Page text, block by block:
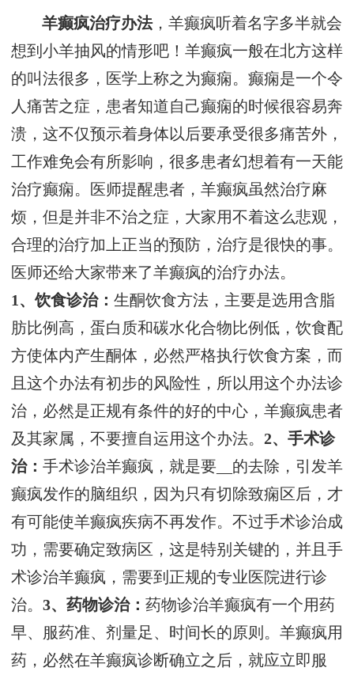
羊癫疯治疗办法，羊癫疯听着名字多半就会
想到小羊抽风的情形吧！羊癫疯一般在北方这样
的叫法很多，医学上称之为癫痫。癫痫是一个令
人痛苦之症，患者知道自己癫痫的时候很容易奔
溃，这不仅预示着身体以后要承受很多痛苦外，
工作难免会有所影响，很多患者幻想着有一天能
治疗癫痫。医师提醒患者，羊癫疯虽然治疗麻
烦，但是并非不治之症，大家用不着这么悲观，
合理的治疗加上正当的预防，治疗是很快的事。
医师还给大家带来了羊癫疯的治疗办法。
1、饮食诊治： 生酮饮食方法，主要是选用含脂
肪比例高，蛋白质和碳水化合物比例低，饮食配
方使体内产生酮体，必然严格执行饮食方案，而
且这个办法有初步的风险性，所以用这个办法诊
治，必然是正规有条件的好的中心，羊癫疯患者
及其家属，不要擅自运用这个办法。 2、手术诊
治： 手术诊治羊癫疯，就是要__的去除，引发羊
癫疯发作的脑组织，因为只有切除致痫区后，才
有可能使羊癫疯疾病不再发作。不过手术诊治成
功，需要确定致病区，这是特别关键的，并且手
术诊治羊癫疯，需要到正规的专业医院进行诊
治。 3、药物诊治： 药物诊治羊癫疯有一个用药
早、服药准、剂量足、时间长的原则。羊癫疯用
药，必然在羊癫疯诊断确立之后，就应立即服